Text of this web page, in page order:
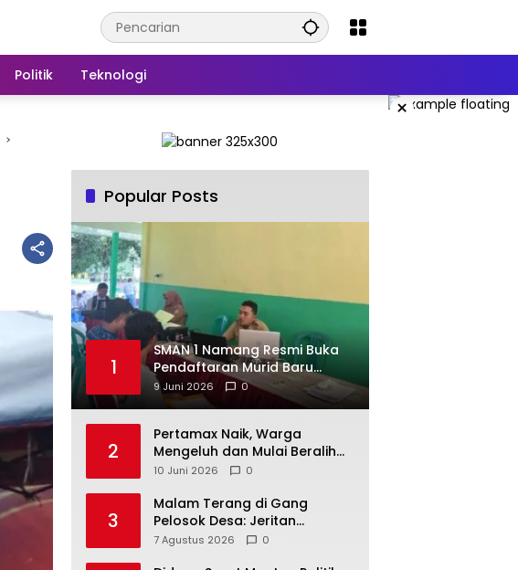
Politik Teknologi
×
Popular Posts
1
SMAN 1 Namang Resmi Buka
Pendaftaran Murid Baru
2026/2027
9 Juni 2026 0
2
‎Pertamax Naik, Warga
Mengeluh dan Mulai Beralih
ke Pertalite Meski Harus Antre
10 Juni 2026 0
3
Malam Terang di Gang
Pelosok Desa: Jeritan
Harapan Ketua APDESI
7 Agustus 2026 0